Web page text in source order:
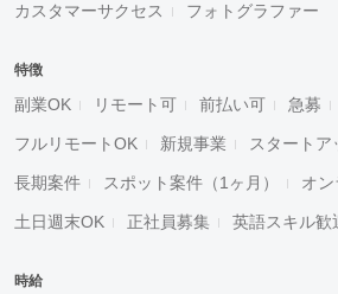
カスタマーサクセス フォトグラファー
特徴
副業OK リモート可 前払い可 急募
フルリモートOK 新規事業 スタートア
長期案件 スポット案件（1ヶ月） オ
土日週末OK 正社員募集 英語スキル歓
時給